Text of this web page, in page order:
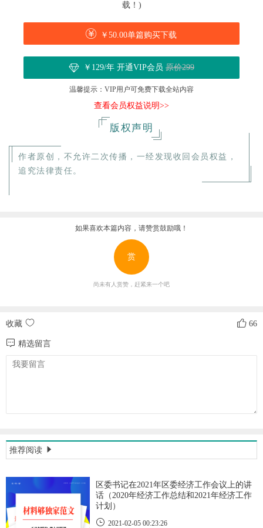
载！)
￥50.00单篇购买下载
￥129/年 开通VIP会员 原价299
温馨提示：VIP用户可免费下载全站内容
查看会员权益说明>>
版权声明
作者原创，不允许二次传播，一经发现收回会员权益，
追究法律责任。
如果喜欢本篇内容，请赞赏鼓励哦！
赏
尚未有人赏赞，赶紧来一个吧
收藏 66
精选留言
推荐阅读
区委书记在2021年区委经济工作会议上的讲
话（2020年经济工作总结和2021年经济工作
计划）
2021-02-05 00:23:26